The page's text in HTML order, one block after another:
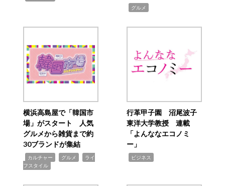
グルメ
横浜高島屋で「韓国市
場」がスタート 人気
グルメから雑貨まで約
30ブランドが集結
カルチャー グルメ
ライ
フスタイル
行革甲子園 沼尾波子
東洋大学教授 連載
「よんななエコノミ
ー」
ビジネス